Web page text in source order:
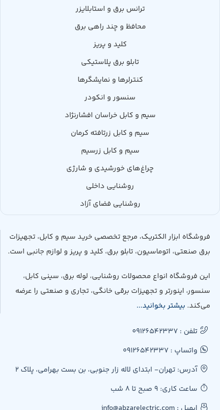
ترانس برق و استابلایزر
محافظ و چند راهی برق
کلید و پریز
تابلو برق پلاستیکی
کنترلرها و نمایشگرها
سنسور و انکودر
سیم و کابل خراسان افشارنژاد
سیم و کابل زرتافته کرمان
سیم و کابل زرسیم
چراغ‌های خورشیدی و شارژی
روشنایی داخلی
روشنایی فضای آزاد
فروشگاه ابزار الکتریک، مرجع تخصصی خرید سیم و کابل، تجهیزات
برق صنعتی، اتوماسیون، تابلو برق، کلید و پریز و لوازم جانبی است.
این فروشگاه انواع محصولات روشنایی، لوله برق، سینی کابل،
سنسور، اینورتر و تجهیزات برقی خانگی، تجاری و صنعتی را عرضه
می‌کند. بیشتر بخوانید...
تلفن : 09126542337
واتساپ : 09126542337
آدرس: تهران- ابتدای لاله زار جنوبی، بن بست بهرامی، پلاک 2
ساعت کاری: 9 صبح تا 8 شب